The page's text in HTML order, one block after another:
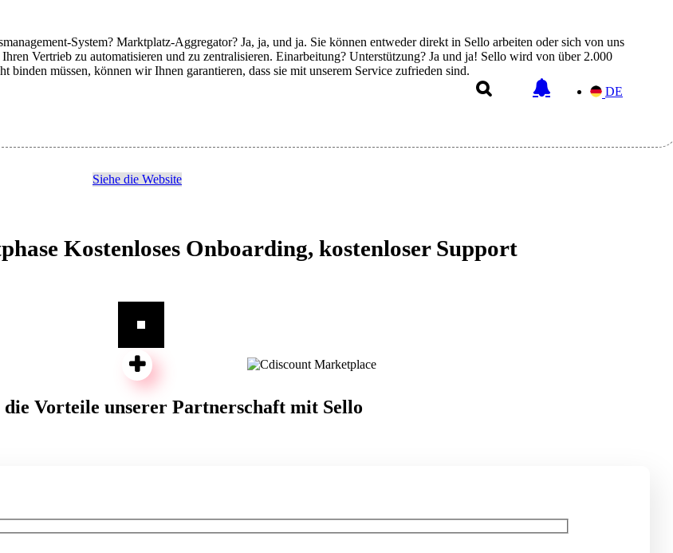
DE
System? Marktplatz-Aggregator? Ja, ja, und ja. Sie können entweder direkt in Sello arbeiten oder sich von uns
Vertrieb zu automatisieren und zu zentralisieren. Einarbeitung? Unterstützung? Ja und ja! Sello wird von über 2.000
binden müssen, können wir Ihnen garantieren, dass sie mit unserem Service zufrieden sind.
Siehe die Website
Kostenloses Onboarding, kostenloser Support
die Vorteile unserer Partnerschaft mit Sello